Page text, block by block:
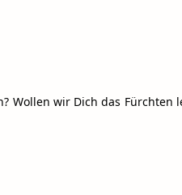
wir Dich das Fürchten